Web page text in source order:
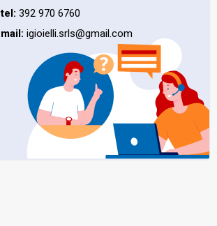
tel: 392 970 6760
mail: igioielli.srls@gmail.com